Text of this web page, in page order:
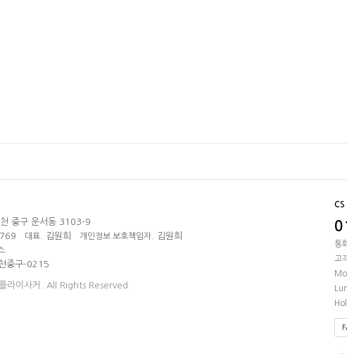
중구 운서동 3103-9
대표. 김원희 개인정보 보호책임자. 김원희
.
중구-0215
이사커. All Rights Reserved.
CS
통
고